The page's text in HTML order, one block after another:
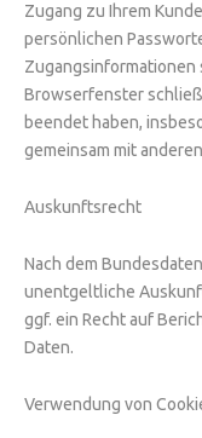
Zugang zu Ihrem
persönlichen
Browserfenster
beendet haben,
gemeinsam mit
Auskunftsrecht
Nach dem
unentgeltliche
ggf. ein Recht auf
Daten.
Verwendung von